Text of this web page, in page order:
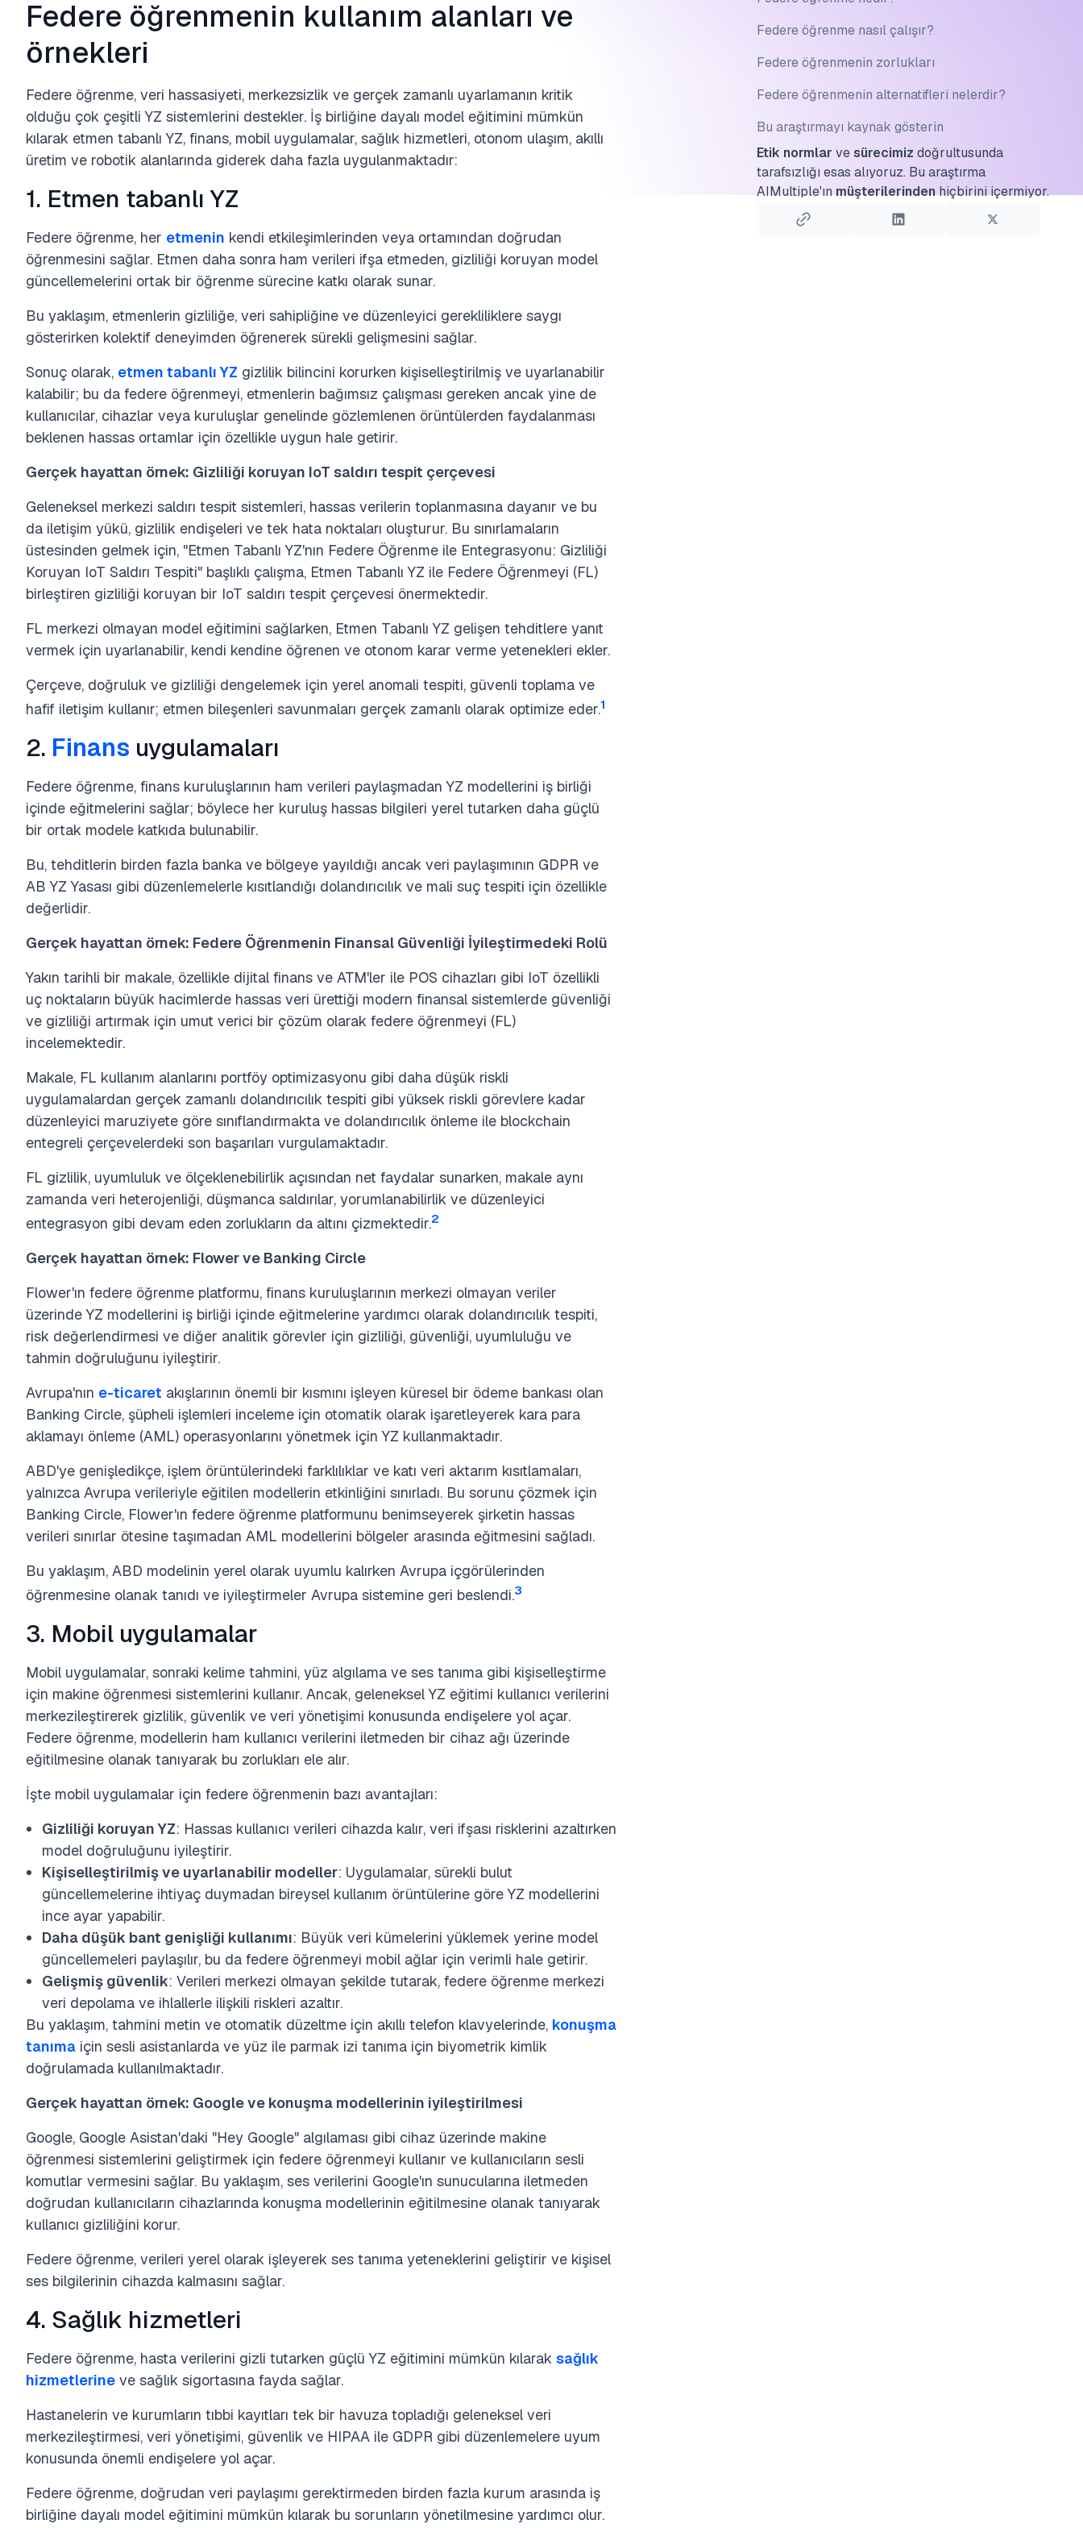
Federe öğrenmenin kullanım alanları ve
örnekleri
Federe öğrenme, veri hassasiyeti, merkezsizlik ve gerçek zamanlı uyarlamanın kritik
olduğu çok çeşitli YZ sistemlerini destekler. İş birliğine dayalı model eğitimini mümkün
kılarak etmen tabanlı YZ, finans, mobil uygulamalar, sağlık hizmetleri, otonom ulaşım, akıllı
üretim ve robotik alanlarında giderek daha fazla uygulanmaktadır:
1. Etmen tabanlı YZ
Federe öğrenme, her etmenin kendi etkileşimlerinden veya ortamından doğrudan
öğrenmesini sağlar. Etmen daha sonra ham verileri ifşa etmeden, gizliliği koruyan model
güncellemelerini ortak bir öğrenme sürecine katkı olarak sunar.
Bu yaklaşım, etmenlerin gizliliğe, veri sahipliğine ve düzenleyici gerekliliklere saygı
gösterirken kolektif deneyimden öğrenerek sürekli gelişmesini sağlar.
Sonuç olarak, etmen tabanlı YZ gizlilik bilincini korurken kişiselleştirilmiş ve uyarlanabilir
kalabilir; bu da federe öğrenmeyi, etmenlerin bağımsız çalışması gereken ancak yine de
kullanıcılar, cihazlar veya kuruluşlar genelinde gözlemlenen örüntülerden faydalanması
beklenen hassas ortamlar için özellikle uygun hale getirir.
Gerçek hayattan örnek: Gizliliği koruyan IoT saldırı tespit çerçevesi
Geleneksel merkezi saldırı tespit sistemleri, hassas verilerin toplanmasına dayanır ve bu
da iletişim yükü, gizlilik endişeleri ve tek hata noktaları oluşturur. Bu sınırlamaların
üstesinden gelmek için, "Etmen Tabanlı YZ'nın Federe Öğrenme ile Entegrasyonu: Gizliliği
Koruyan IoT Saldırı Tespiti" başlıklı çalışma, Etmen Tabanlı YZ ile Federe Öğrenmeyi (FL)
birleştiren gizliliği koruyan bir IoT saldırı tespit çerçevesi önermektedir.
FL merkezi olmayan model eğitimini sağlarken, Etmen Tabanlı YZ gelişen tehditlere yanıt
vermek için uyarlanabilir, kendi kendine öğrenen ve otonom karar verme yetenekleri ekler.
Çerçeve, doğruluk ve gizliliği dengelemek için yerel anomali tespiti, güvenli toplama ve
hafif iletişim kullanır; etmen bileşenleri savunmaları gerçek zamanlı olarak optimize eder.1
2. Finans uygulamaları
Federe öğrenme, finans kuruluşlarının ham verileri paylaşmadan YZ modellerini iş birliği
içinde eğitmelerini sağlar; böylece her kuruluş hassas bilgileri yerel tutarken daha güçlü
bir ortak modele katkıda bulunabilir.
Bu, tehditlerin birden fazla banka ve bölgeye yayıldığı ancak veri paylaşımının GDPR ve
AB YZ Yasası gibi düzenlemelerle kısıtlandığı dolandırıcılık ve mali suç tespiti için özellikle
değerlidir.
Gerçek hayattan örnek: Federe Öğrenmenin Finansal Güvenliği İyileştirmedeki Rolü
Yakın tarihli bir makale, özellikle dijital finans ve ATM'ler ile POS cihazları gibi IoT özellikli
uç noktaların büyük hacimlerde hassas veri ürettiği modern finansal sistemlerde güvenliği
ve gizliliği artırmak için umut verici bir çözüm olarak federe öğrenmeyi (FL)
incelemektedir.
Makale, FL kullanım alanlarını portföy optimizasyonu gibi daha düşük riskli
uygulamalardan gerçek zamanlı dolandırıcılık tespiti gibi yüksek riskli görevlere kadar
düzenleyici maruziyete göre sınıflandırmakta ve dolandırıcılık önleme ile blockchain
entegreli çerçevelerdeki son başarıları vurgulamaktadır.
FL gizlilik, uyumluluk ve ölçeklenebilirlik açısından net faydalar sunarken, makale aynı
zamanda veri heterojenliği, düşmanca saldırılar, yorumlanabilirlik ve düzenleyici
entegrasyon gibi devam eden zorlukların da altını çizmektedir.2
Gerçek hayattan örnek: Flower ve Banking Circle
Flower'ın federe öğrenme platformu, finans kuruluşlarının merkezi olmayan veriler
üzerinde YZ modellerini iş birliği içinde eğitmelerine yardımcı olarak dolandırıcılık tespiti,
risk değerlendirmesi ve diğer analitik görevler için gizliliği, güvenliği, uyumluluğu ve
tahmin doğruluğunu iyileştirir.
Avrupa'nın e-ticaret akışlarının önemli bir kısmını işleyen küresel bir ödeme bankası olan
Banking Circle, şüpheli işlemleri inceleme için otomatik olarak işaretleyerek kara para
aklamayı önleme (AML) operasyonlarını yönetmek için YZ kullanmaktadır.
ABD'ye genişledikçe, işlem örüntülerindeki farklılıklar ve katı veri aktarım kısıtlamaları,
yalnızca Avrupa verileriyle eğitilen modellerin etkinliğini sınırladı. Bu sorunu çözmek için
Banking Circle, Flower'ın federe öğrenme platformunu benimseyerek şirketin hassas
verileri sınırlar ötesine taşımadan AML modellerini bölgeler arasında eğitmesini sağladı.
Bu yaklaşım, ABD modelinin yerel olarak uyumlu kalırken Avrupa içgörülerinden
öğrenmesine olanak tanıdı ve iyileştirmeler Avrupa sistemine geri beslendi.3
3. Mobil uygulamalar
Mobil uygulamalar, sonraki kelime tahmini, yüz algılama ve ses tanıma gibi kişiselleştirme
için makine öğrenmesi sistemlerini kullanır. Ancak, geleneksel YZ eğitimi kullanıcı verilerini
merkezileştirerek gizlilik, güvenlik ve veri yönetişimi konusunda endişelere yol açar.
Federe öğrenme, modellerin ham kullanıcı verilerini iletmeden bir cihaz ağı üzerinde
eğitilmesine olanak tanıyarak bu zorlukları ele alır.
İşte mobil uygulamalar için federe öğrenmenin bazı avantajları:
Gizliliği koruyan YZ: Hassas kullanıcı verileri cihazda kalır, veri ifşası risklerini azaltırken
model doğruluğunu iyileştirir.
Kişiselleştirilmiş ve uyarlanabilir modeller: Uygulamalar, sürekli bulut
güncellemelerine ihtiyaç duymadan bireysel kullanım örüntülerine göre YZ modellerini
ince ayar yapabilir.
Daha düşük bant genişliği kullanımı: Büyük veri kümelerini yüklemek yerine model
güncellemeleri paylaşılır, bu da federe öğrenmeyi mobil ağlar için verimli hale getirir.
Gelişmiş güvenlik: Verileri merkezi olmayan şekilde tutarak, federe öğrenme merkezi
veri depolama ve ihlallerle ilişkili riskleri azaltır.
Bu yaklaşım, tahmini metin ve otomatik düzeltme için akıllı telefon klavyelerinde, konuşma
tanıma için sesli asistanlarda ve yüz ile parmak izi tanıma için biyometrik kimlik
doğrulamada kullanılmaktadır.
Gerçek hayattan örnek: Google ve konuşma modellerinin iyileştirilmesi
Google, Google Asistan'daki "Hey Google" algılaması gibi cihaz üzerinde makine
öğrenmesi sistemlerini geliştirmek için federe öğrenmeyi kullanır ve kullanıcıların sesli
komutlar vermesini sağlar. Bu yaklaşım, ses verilerini Google'ın sunucularına iletmeden
doğrudan kullanıcıların cihazlarında konuşma modellerinin eğitilmesine olanak tanıyarak
kullanıcı gizliliğini korur.
Federe öğrenme, verileri yerel olarak işleyerek ses tanıma yeteneklerini geliştirir ve kişisel
ses bilgilerinin cihazda kalmasını sağlar.
4. Sağlık hizmetleri
Federe öğrenme, hasta verilerini gizli tutarken güçlü YZ eğitimini mümkün kılarak sağlık
hizmetlerine ve sağlık sigortasına fayda sağlar.
Hastanelerin ve kurumların tıbbi kayıtları tek bir havuza topladığı geleneksel veri
merkezileştirmesi, veri yönetişimi, güvenlik ve HIPAA ile GDPR gibi düzenlemelere uyum
konusunda önemli endişelere yol açar.
Federe öğrenme, doğrudan veri paylaşımı gerektirmeden birden fazla kurum arasında iş
birliğine dayalı model eğitimini mümkün kılarak bu sorunların yönetilmesine yardımcı olur.
Federe öğrenme nasıl çalışır?
Federe öğrenmenin zorlukları
Federe öğrenmenin alternatifleri nelerdir?
Bu araştırmayı kaynak gösterin
Etik normlar vesürecimiz doğrultusunda
tarafsızlığı esas alıyoruz. Bu araştırma
AIMultiple'ınmüşterilerindenhiçbirini içermiyor.